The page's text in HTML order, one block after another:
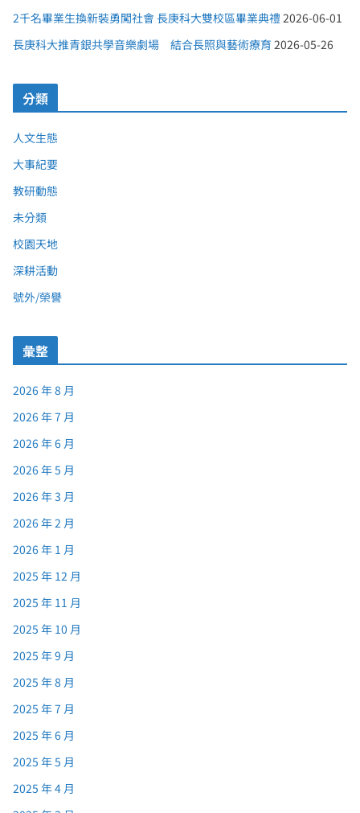
2千名畢業生換新裝勇闖社會 長庚科大雙校區畢業典禮 2026-06-01
長庚科大推青銀共學音樂劇場 結合長照與藝術療育 2026-05-26
分類
人文生態
大事紀要
教研動態
未分類
校園天地
深耕活動
號外/榮譽
彙整
2026 年 8 月
2026 年 7 月
2026 年 6 月
2026 年 5 月
2026 年 3 月
2026 年 2 月
2026 年 1 月
2025 年 12 月
2025 年 11 月
2025 年 10 月
2025 年 9 月
2025 年 8 月
2025 年 7 月
2025 年 6 月
2025 年 5 月
2025 年 4 月